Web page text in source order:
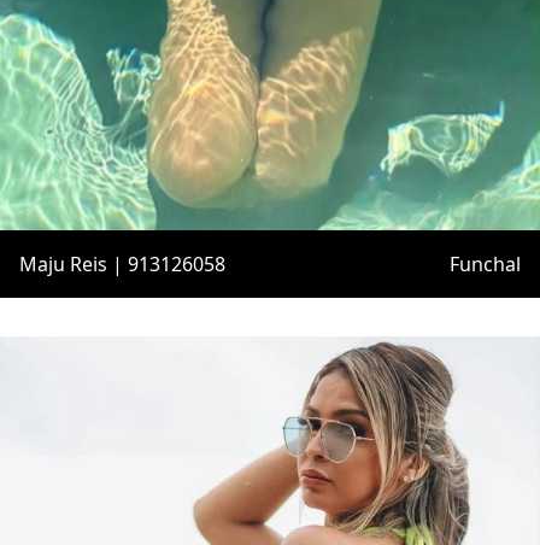
Maju Reis | 913126058 Funchal